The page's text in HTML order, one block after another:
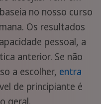
no nosso curso
Os resultados
pessoal, a
anterior. Se não
a escolher, entra
de principiante é